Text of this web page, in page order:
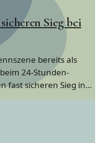
Sieg bei
bereits als
24-Stunden-
fast sicheren Sieg in